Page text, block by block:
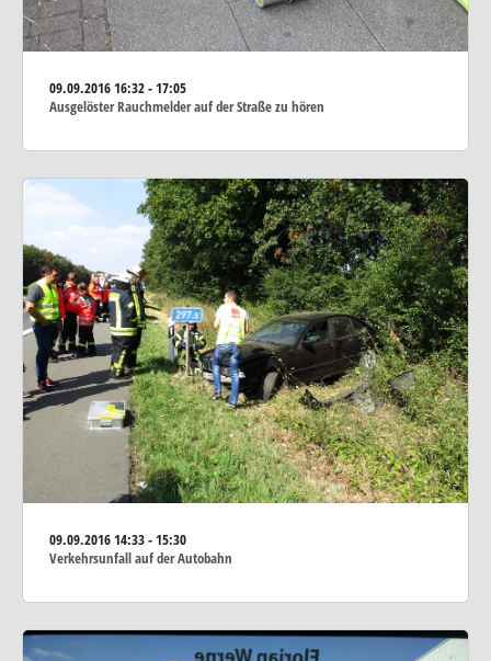
09.09.201616:32 - 17:05
Ausgelöster Rauchmelder auf der Straße zu hören
09.09.201614:33 - 15:30
Verkehrsunfall auf der Autobahn